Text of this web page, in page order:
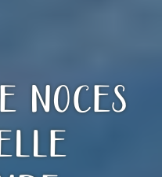
noces